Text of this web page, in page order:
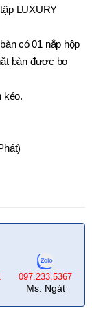
LUXURY
có 01 nắp hộp
bàn được bo
kéo.
097.233.5367
Ms. Ngát